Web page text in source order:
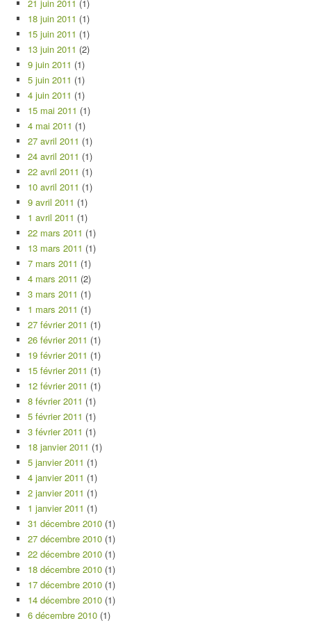
21 juin 2011 (1)
18 juin 2011 (1)
15 juin 2011 (1)
13 juin 2011 (2)
9 juin 2011 (1)
5 juin 2011 (1)
4 juin 2011 (1)
15 mai 2011 (1)
4 mai 2011 (1)
27 avril 2011 (1)
24 avril 2011 (1)
22 avril 2011 (1)
10 avril 2011 (1)
9 avril 2011 (1)
1 avril 2011 (1)
22 mars 2011 (1)
13 mars 2011 (1)
7 mars 2011 (1)
4 mars 2011 (2)
3 mars 2011 (1)
1 mars 2011 (1)
27 février 2011 (1)
26 février 2011 (1)
19 février 2011 (1)
15 février 2011 (1)
12 février 2011 (1)
8 février 2011 (1)
5 février 2011 (1)
3 février 2011 (1)
18 janvier 2011 (1)
5 janvier 2011 (1)
4 janvier 2011 (1)
2 janvier 2011 (1)
1 janvier 2011 (1)
31 décembre 2010 (1)
27 décembre 2010 (1)
22 décembre 2010 (1)
18 décembre 2010 (1)
17 décembre 2010 (1)
14 décembre 2010 (1)
6 décembre 2010 (1)